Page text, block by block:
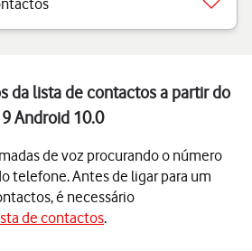
da lista de contactos a partir do
Android 10.0
de voz procurando o número
telefone. Antes de ligar para um
é necessário
de contactos.